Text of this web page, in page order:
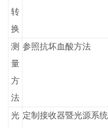
转
换
测
量
方
法
参照抗坏血酸方法
光 定制接收器暨光源系统